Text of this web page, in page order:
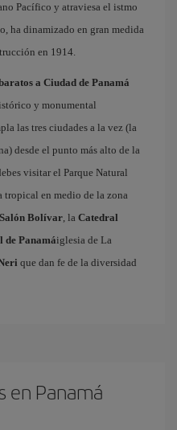
Pacífico y atraviesa el istmo
ha dinamizado en gran medida
en 1914.
a Ciudad de Panamá
y monumental
las tres ciudades a la vez (la
desde el punto más alto de la
visitar el Parque Natural
tropical en medio de la zona
Salón Bolívar, la Catedral
de Panamáiglesia de La
que dan fe de la diversidad
en Panamá